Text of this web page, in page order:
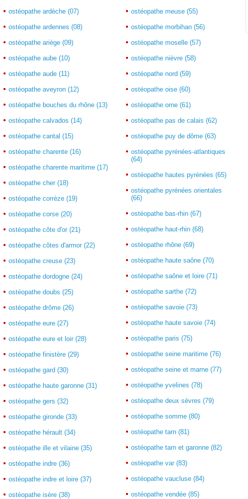
ostéopathe ardèche (07)
ostéopathe ardennes (08)
ostéopathe ariège (09)
ostéopathe aube (10)
ostéopathe aude (11)
ostéopathe aveyron (12)
ostéopathe bouches du rhône (13)
ostéopathe calvados (14)
ostéopathe cantal (15)
ostéopathe charente (16)
ostéopathe charente maritime (17)
ostéopathe cher (18)
ostéopathe corrèze (19)
ostéopathe corse (20)
ostéopathe côte d'or (21)
ostéopathe côtes d'armor (22)
ostéopathe creuse (23)
ostéopathe dordogne (24)
ostéopathe doubs (25)
ostéopathe drôme (26)
ostéopathe eure (27)
ostéopathe eure et loir (28)
ostéopathe finistère (29)
ostéopathe gard (30)
ostéopathe haute garonne (31)
ostéopathe gers (32)
ostéopathe gironde (33)
ostéopathe hérault (34)
ostéopathe ille et vilaine (35)
ostéopathe indre (36)
ostéopathe indre et loire (37)
ostéopathe isère (38)
ostéopathe meuse (55)
ostéopathe morbihan (56)
ostéopathe moselle (57)
ostéopathe nièvre (58)
ostéopathe nord (59)
ostéopathe oise (60)
ostéopathe orne (61)
ostéopathe pas de calais (62)
ostéopathe puy de dôme (63)
ostéopathe pyrénées-atlantiques
(64)
ostéopathe hautes pyrénées (65)
ostéopathe pyrénées orientales
(66)
ostéopathe bas-rhin (67)
ostéopathe haut-rhin (68)
ostéopathe rhône (69)
ostéopathe haute saône (70)
ostéopathe saône et loire (71)
ostéopathe sarthe (72)
ostéopathe savoie (73)
ostéopathe haute savoie (74)
ostéopathe paris (75)
ostéopathe seine maritime (76)
ostéopathe seine et marne (77)
ostéopathe yvelines (78)
ostéopathe deux sèvres (79)
ostéopathe somme (80)
ostéopathe tarn (81)
ostéopathe tarn et garonne (82)
ostéopathe var (83)
ostéopathe vaucluse (84)
ostéopathe vendée (85)